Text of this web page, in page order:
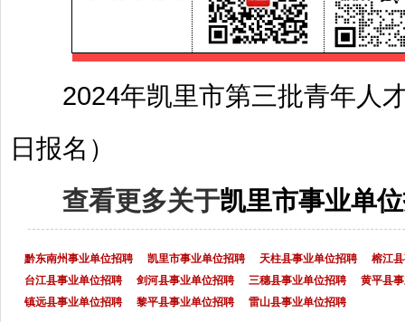
2024年凯里市第三批青年人
日报名）
查看更多关于凯里市事业单
黔东南州事业单位招聘 凯里市事业单位招聘 天柱县事业单位招聘
榕江
台江县事业单位招聘
剑河县事业单位招聘 三穗县事业单位招聘
黄平县
镇远县事业单位招聘
黎平县事业单位招聘 雷山县事业单位招聘